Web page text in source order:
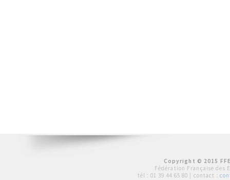
Copyright © 2015
Fédération Française des
tél : 01 39 44 65 80 | contact :